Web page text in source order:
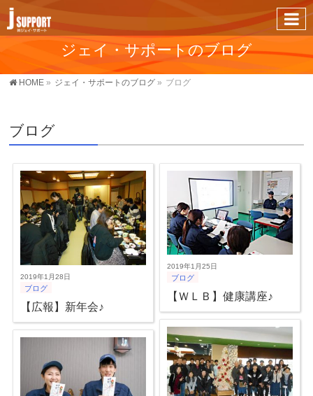
ジェイ・サポートのブログ
HOME » ジェイ・サポートのブログ » ブログ
ブログ
2019年1月28日
ブログ
【広報】新年会♪
2019年1月25日
ブログ
【ＷＬＢ】健康講座♪